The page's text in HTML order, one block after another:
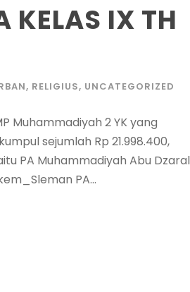
KELAS IX TH
, RELIGIUS, UNCATEGORIZED
Muhammadiyah 2 YK yang
sejumlah Rp 21.998.400,
PA Muhammadiyah Abu Dzaral
PA...